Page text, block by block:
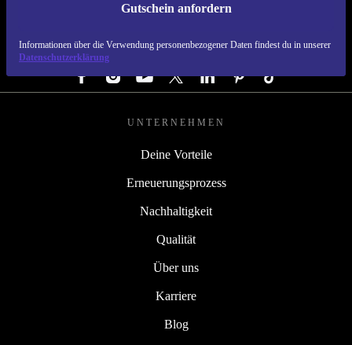
Gutschein anfordern
Informationen über die Verwendung personenbezogener Daten findest du in unserer
Datenschutzerklärung
REFURBED ÖSTERREICH - RETHINK NEW.
FOLGE UNS
UNTERNEHMEN
Deine Vorteile
Erneuerungsprozess
Nachhaltigkeit
Qualität
Über uns
Karriere
Blog